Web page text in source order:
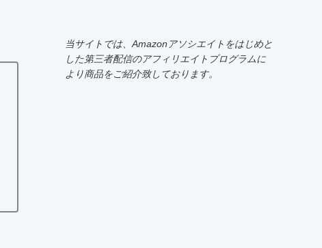
当サイトでは、Amazonアソシエイトをはじめと
した第三者配信のアフィリエイトプログラムに
より商品をご紹介致しております。